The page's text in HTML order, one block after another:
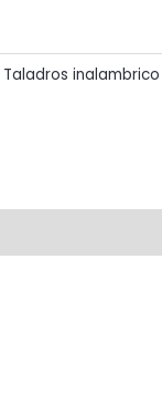
Taladros inalambrico